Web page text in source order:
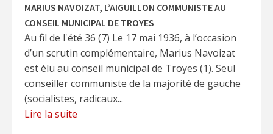
MARIUS NAVOIZAT, L’AIGUILLON COMMUNISTE AU
CONSEIL MUNICIPAL DE TROYES
Au fil de l'été 36 (7) Le 17 mai 1936, à l’occasion
d’un scrutin complémentaire, Marius Navoizat
est élu au conseil municipal de Troyes (1). Seul
conseiller communiste de la majorité de gauche
(socialistes, radicaux...
Lire la suite